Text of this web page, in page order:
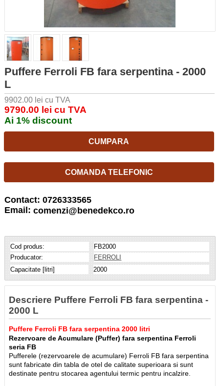
Puffere Ferroli FB fara serpentina - 2000
L
9902.00 lei cu TVA
9790.00 lei cu TVA
Ai 1% discount
CUMPARA
COMANDA TELEFONIC
Contact: 0726333565
Email: comenzi@benedekco.ro
Cod produs:
FB2000
Producator:
FERROLI
Capacitate [litri]
2000
Descriere Puffere Ferroli FB fara serpentina -
2000 L
Puffere Ferroli FB fara serpentina 2000 litri
Rezervoare de Acumulare (Puffer) fara serpentina Ferroli
seria FB
Pufferele (rezervoarele de acumulare) Ferroli FB fara serpentina
sunt fabricate din tabla de otel de calitate superioara si sunt
destinate pentru stocarea agentului termic pentru incalzire.